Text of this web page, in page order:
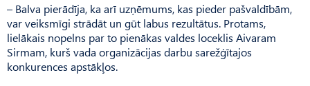
– Balva pierādīja, ka arī uzņēmums, kas pieder pašvaldībām,
var veiksmīgi strādāt un gūt labus rezultātus. Protams,
lielākais nopelns par to pienākas valdes loceklis Aivaram
Sirmam, kurš vada organizācijas darbu sarežģītajos
konkurences apstākļos.